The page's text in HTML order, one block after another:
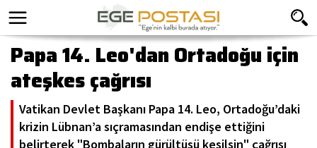
Papa 14. Leo'dan Ortadoğu için
ateşkes çağrısı
Vatikan Devlet Başkanı Papa 14. Leo, Ortadoğu’daki
krizin Lübnan’a sıçramasından endişe ettiğini
belirterek "Bombaların gürültüsü kesilsin" çağrısı